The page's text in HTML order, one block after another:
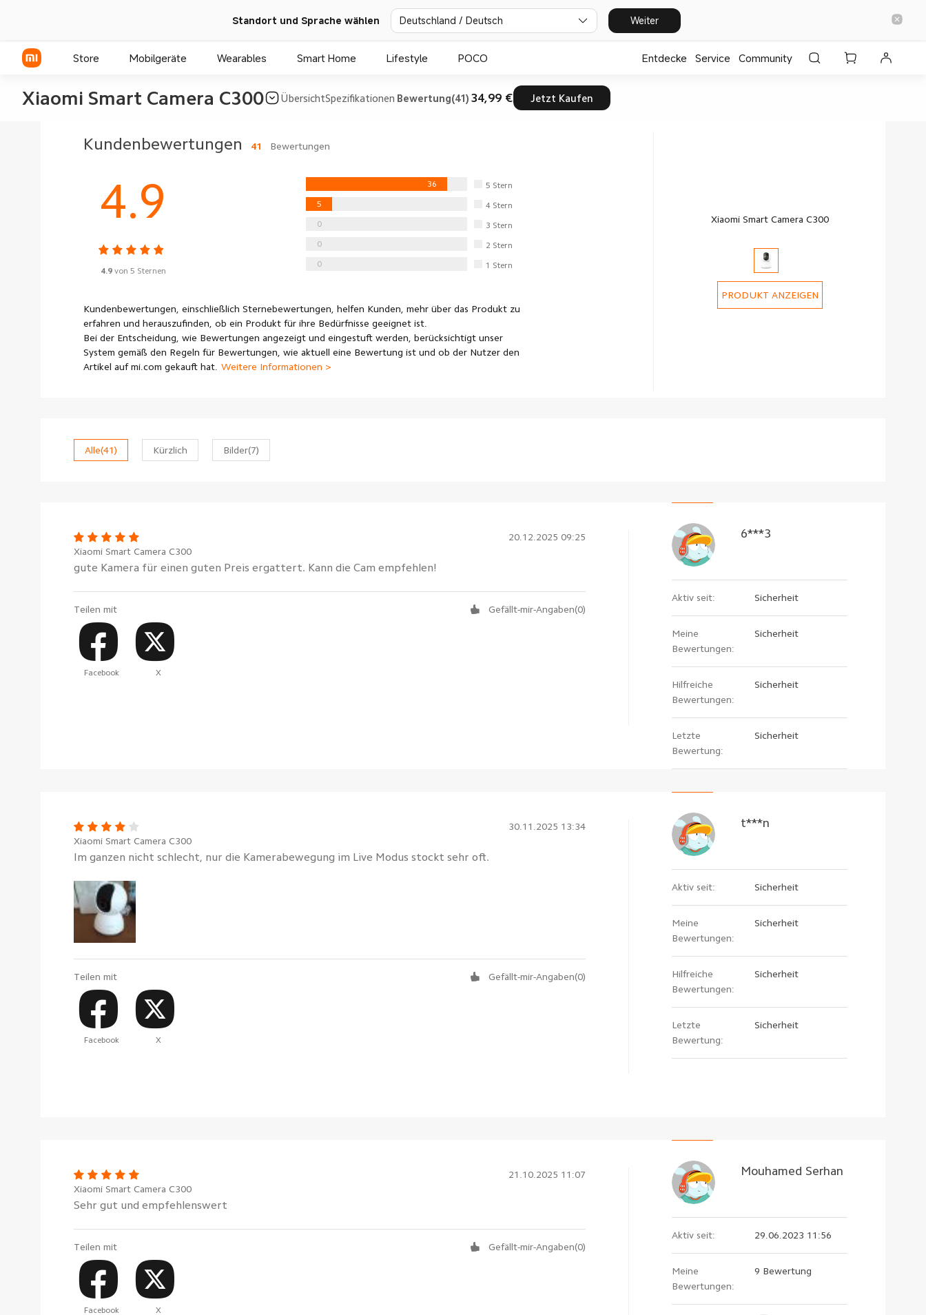
Standort und Sprache wählen Deutschland / Deutsch Weiter
Store Mobilgeräte Wearables Smart Home Lifestyle POCO Entdecke ⁣Service Community
Xiaomi Smart Camera C300 ÜbersichtSpezifikationen Bewertung(41) 34,99 € Jetzt Kaufen
Kundenbewertungen 41 Bewertungen
4.9
4.9 von 5 Sternen
36 5 Stern
5 4 Stern
0 3 Stern
0 2 Stern
0 1 Stern
Kundenbewertungen, einschließlich Sternebewertungen, helfen Kunden, mehr über das Produkt zu
erfahren und herauszufinden, ob ein Produkt für ihre Bedürfnisse geeignet ist.
Bei der Entscheidung, wie Bewertungen angezeigt und eingestuft werden, berücksichtigt unser
System gemäß den Regeln für Bewertungen, wie aktuell eine Bewertung ist und ob der Nutzer den
Artikel auf mi.com gekauft hat.
Weitere Informationen >
Xiaomi Smart Camera C300
PRODUKT ANZEIGEN
Alle(41) Kürzlich Bilder(7)
20.12.2025 09:25
Xiaomi Smart Camera C300
gute Kamera für einen guten Preis ergattert. Kann die Cam empfehlen!
Teilen mit
Facebook X
Gefällt-mir-Angaben(0)
6***3
Aktiv seit: Sicherheit
Meine
Bewertungen:
Sicherheit
Hilfreiche
Bewertungen:
Sicherheit
Letzte
Bewertung:
Sicherheit
30.11.2025 13:34
Xiaomi Smart Camera C300
Im ganzen nicht schlecht, nur die Kamerabewegung im Live Modus stockt sehr oft.
Teilen mit
Facebook X
Gefällt-mir-Angaben(0)
t***n
Aktiv seit: Sicherheit
Meine
Bewertungen:
Sicherheit
Hilfreiche
Bewertungen:
Sicherheit
Letzte
Bewertung:
Sicherheit
21.10.2025 11:07
Xiaomi Smart Camera C300
Sehr gut und empfehlenswert
Teilen mit
Facebook X
Gefällt-mir-Angaben(0)
Mouhamed Serhan
Aktiv seit: 29.06.2023 11:56
Meine
Bewertungen:
9 Bewertung